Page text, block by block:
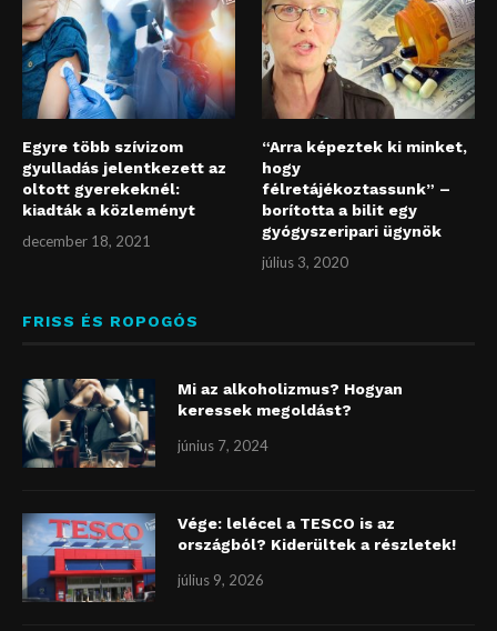
Egyre több szívizom
gyulladás jelentkezett az
oltott gyerekeknél:
kiadták a közleményt
december 18, 2021
“Arra képeztek ki minket,
hogy
félretájékoztassunk” –
borította a bilit egy
gyógyszeripari ügynök
július 3, 2020
FRISS ÉS ROPOGÓS
Mi az alkoholizmus? Hogyan
keressek megoldást?
június 7, 2024
Vége: lelécel a TESCO is az
országból? Kiderültek a részletek!
július 9, 2026